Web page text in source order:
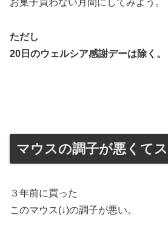
お菓子買わない月間にしてみよう。
ただし
20日のウェルシア感謝デーは除く。
マウスの調子が悪くて
３年前に買った
このマウス(↓)の調子が悪い。